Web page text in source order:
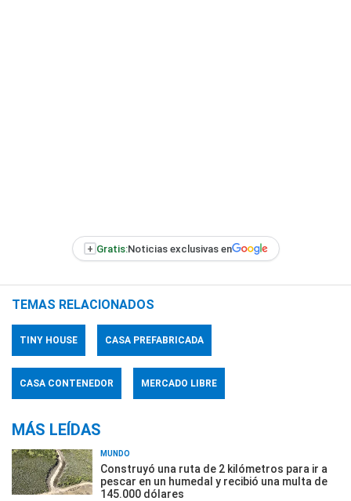
+ Gratis:Noticias exclusivas en
TEMAS RELACIONADOS
TINY HOUSE CASA PREFABRICADA
CASA CONTENEDOR MERCADO LIBRE
MÁS LEÍDAS
MUNDO
Construyó una ruta de 2 kilómetros para ir a
pescar en un humedal y recibió una multa de
145.000 dólares